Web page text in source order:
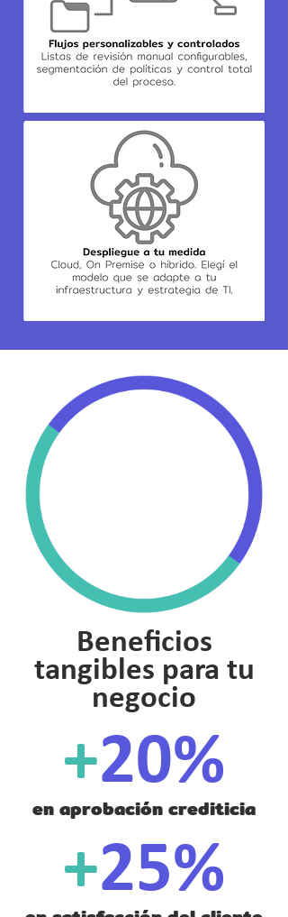
Beneficios
tangibles para tu
negocio
+20%
en aprobación crediticia
+25%